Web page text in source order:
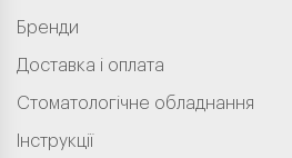
Бренди
Доставка і оплата
Стоматологічне обладнання
Інструкції